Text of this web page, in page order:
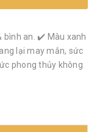
bình an. ✔️ Màu xanh
lại may mắn, sức
phong thủy không